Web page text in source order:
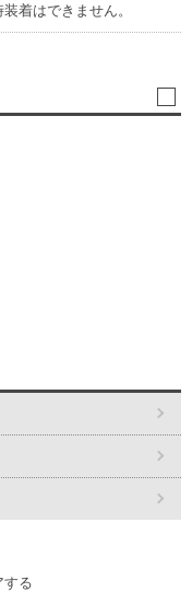
着はできません。
する